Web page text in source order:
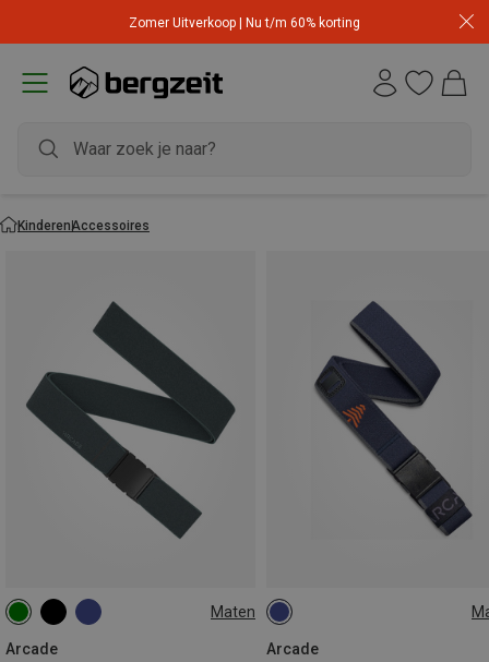
Zomer Uitverkoop | Nu t/m 60% korting
KinderenAccessoires
Maten
Arcade
ONE SIZE
Arcade
ONE SIZE